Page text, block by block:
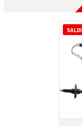
SALDI